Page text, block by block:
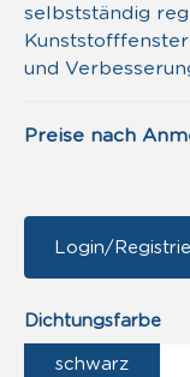
selbstständig
und
Preise nach
Login/
Dichtungsfarbe
schwarz